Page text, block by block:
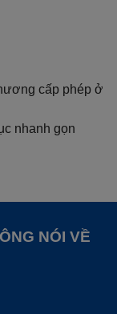
cấp phép ở
nhanh gọn
NÓI VỀ